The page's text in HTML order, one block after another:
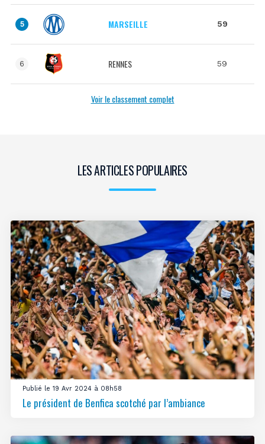
5 MARSEILLE 59
6 RENNES 59
Voir le classement complet
LES ARTICLES POPULAIRES
Publié le 19 Avr 2024 à 08h58
Le président de Benfica scotché par l’ambiance